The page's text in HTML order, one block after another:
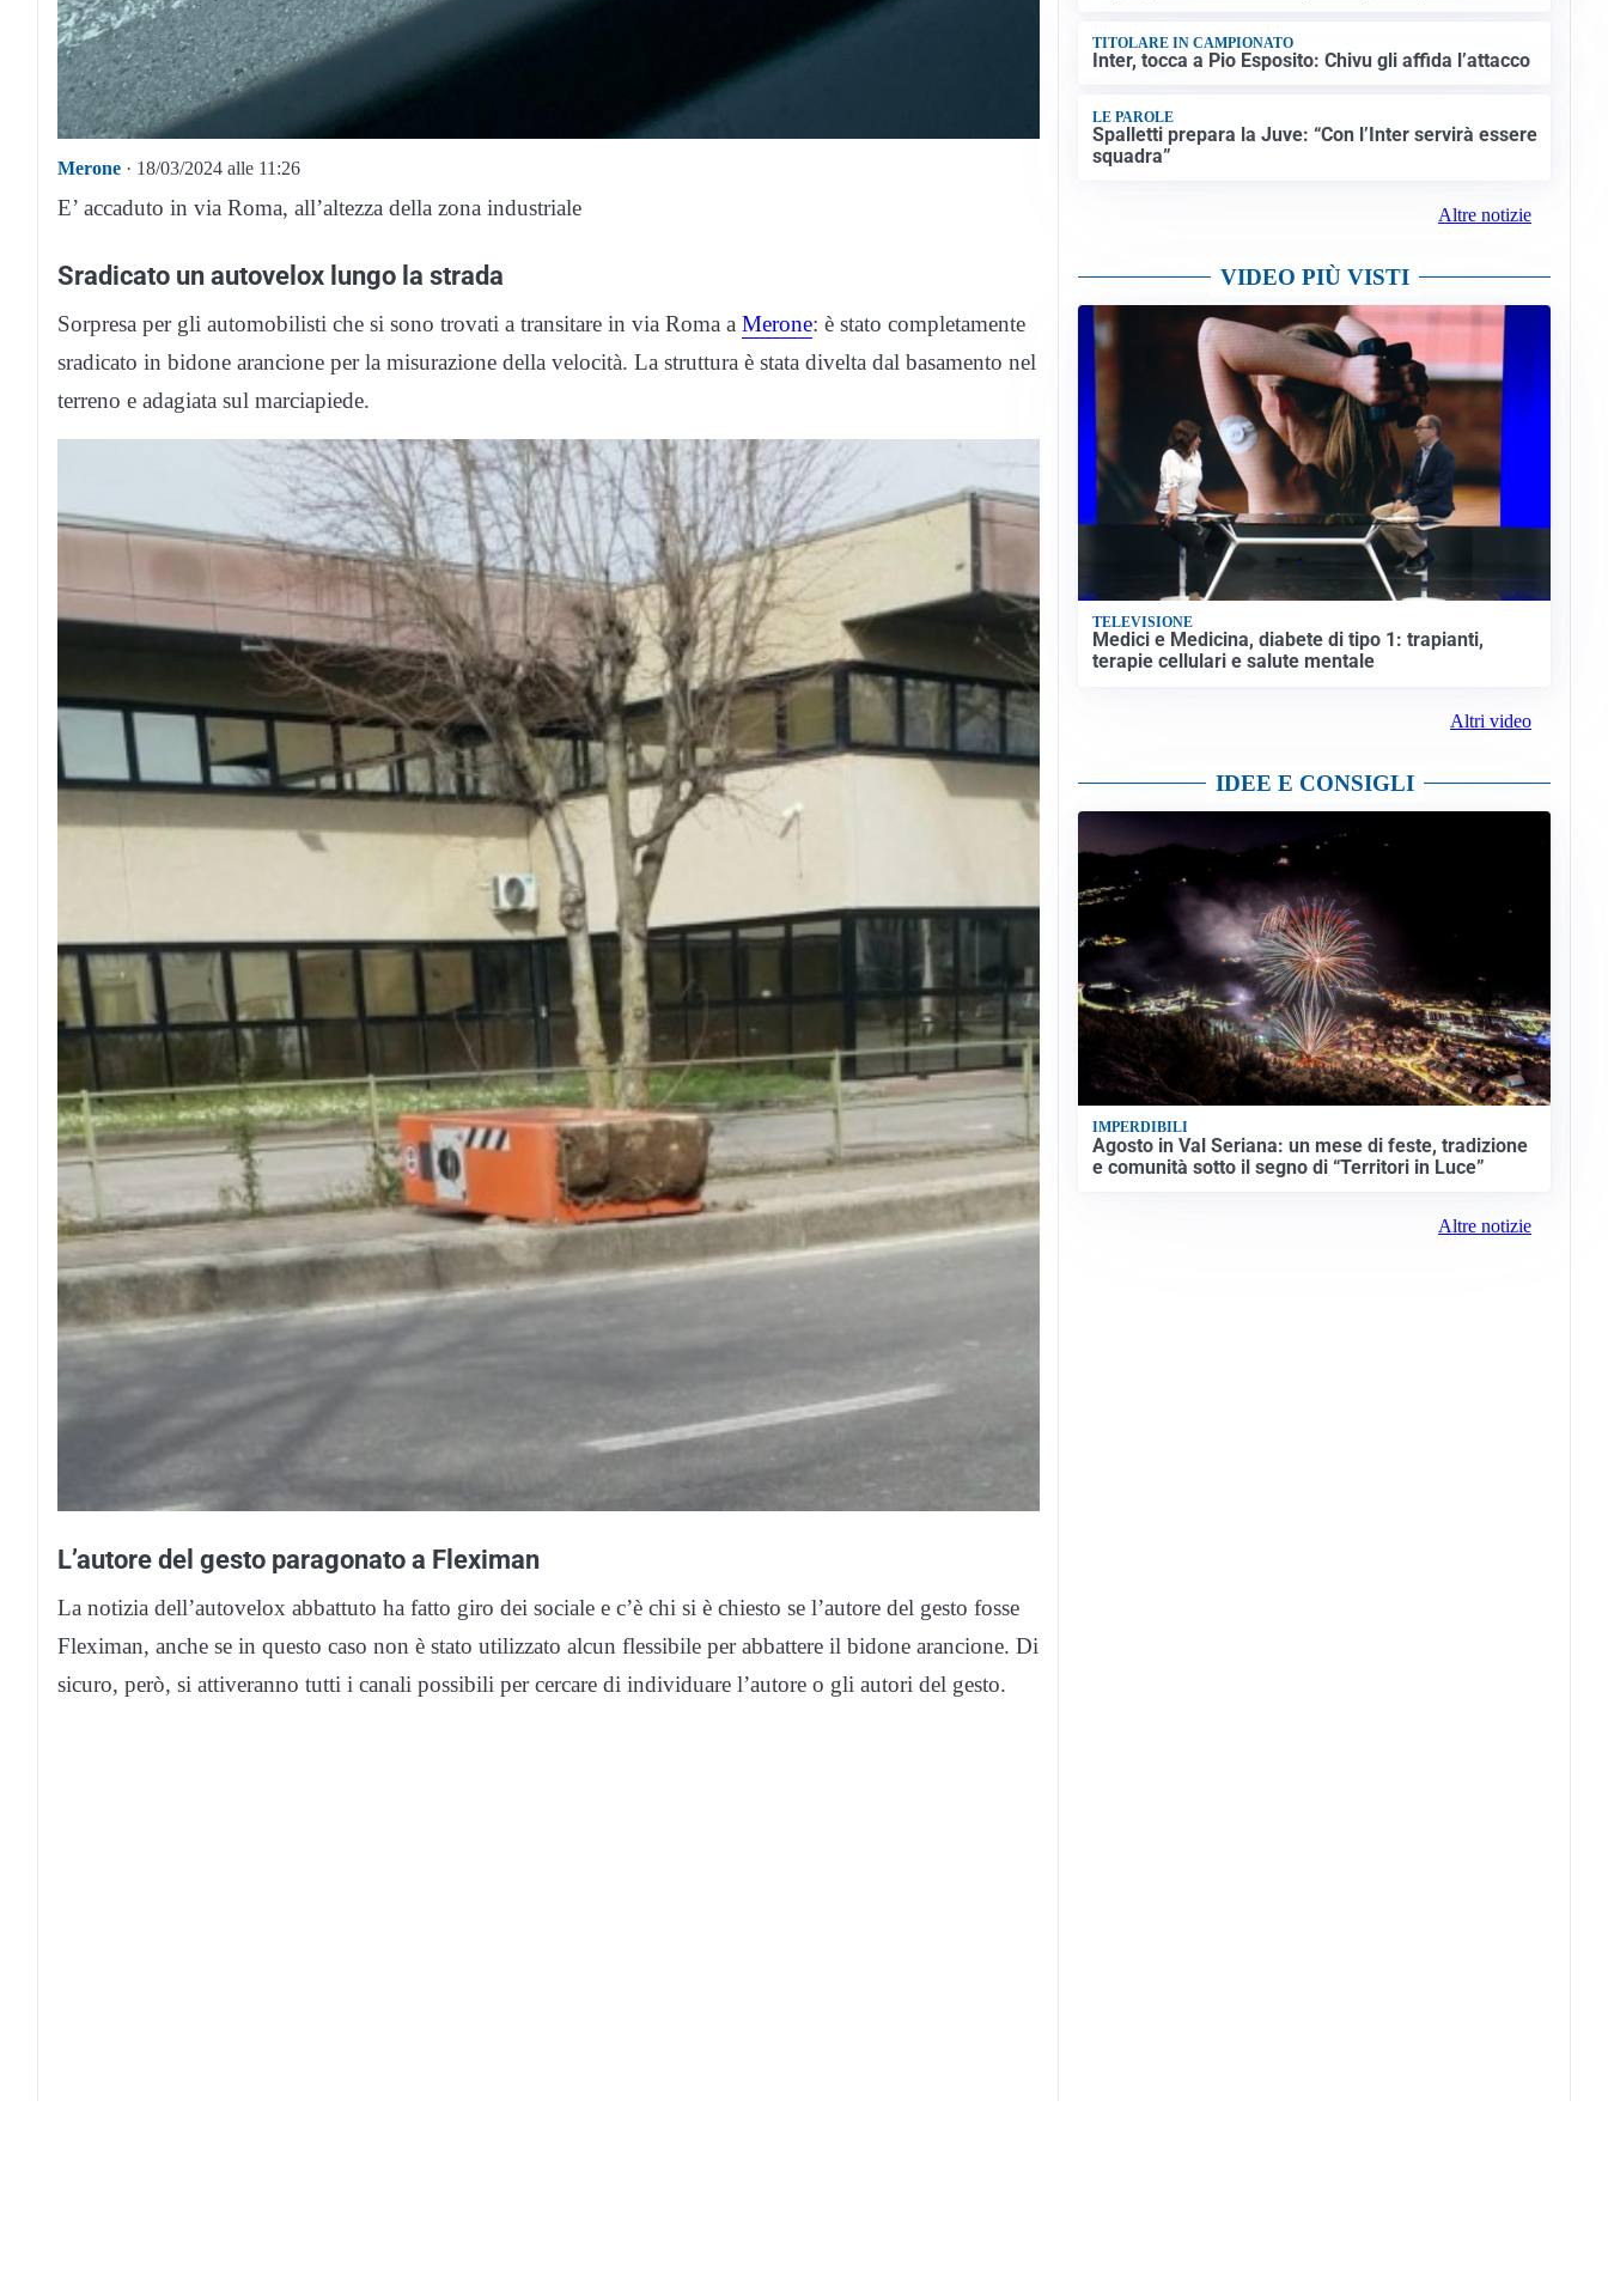
Merone · 18/03/2024 alle 11:26
E’ accaduto in via Roma, all’altezza della zona industriale
Sradicato un autovelox lungo la strada
Sorpresa per gli automobilisti che si sono trovati a transitare in via Roma a Merone: è stato completamente
sradicato in bidone arancione per la misurazione della velocità. La struttura è stata divelta dal basamento nel
terreno e adagiata sul marciapiede.
L’autore del gesto paragonato a Fleximan
La notizia dell’autovelox abbattuto ha fatto giro dei sociale e c’è chi si è chiesto se l’autore del gesto fosse
Fleximan, anche se in questo caso non è stato utilizzato alcun flessibile per abbattere il bidone arancione. Di
sicuro, però, si attiveranno tutti i canali possibili per cercare di individuare l’autore o gli autori del gesto.
TITOLARE IN CAMPIONATO
Inter, tocca a Pio Esposito: Chivu gli affida l’attacco
LE PAROLE
Spalletti prepara la Juve: “Con l’Inter servirà essere
squadra”
Altre notizie
VIDEO PIÙ VISTI
TELEVISIONE
Medici e Medicina, diabete di tipo 1: trapianti,
terapie cellulari e salute mentale
Altri video
IDEE E CONSIGLI
IMPERDIBILI
Agosto in Val Seriana: un mese di feste, tradizione
e comunità sotto il segno di “Territori in Luce”
Altre notizie